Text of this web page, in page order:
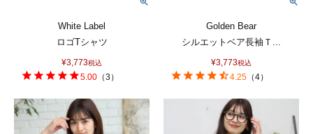
White Label
ロゴTシャツ
¥3,773税込
5.00 （3 ）
Golden Bear
シルエットベア長袖Ｔ...
¥3,773税込
4.25 （4）